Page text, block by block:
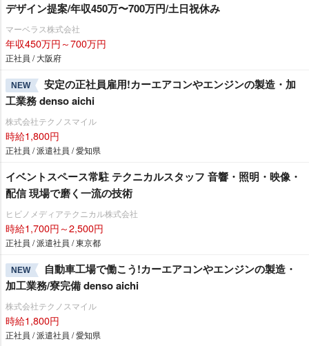
デザイン提案/年収450万〜700万円/土日祝休み
マーベラス株式会社
年収450万円～700万円
正社員 / 大阪府
NEW
安定の正社員雇用!カーエアコンやエンジンの製造・加
工業務 denso aichi
株式会社テクノスマイル
時給1,800円
正社員 / 派遣社員 / 愛知県
イベントスペース常駐 テクニカルスタッフ 音響・照明・映像・
配信 現場で磨く一流の技術
ヒビノメディアテクニカル株式会社
時給1,700円～2,500円
正社員 / 派遣社員 / 東京都
NEW
自動車工場で働こう!カーエアコンやエンジンの製造・
加工業務/寮完備 denso aichi
株式会社テクノスマイル
時給1,800円
正社員 / 派遣社員 / 愛知県